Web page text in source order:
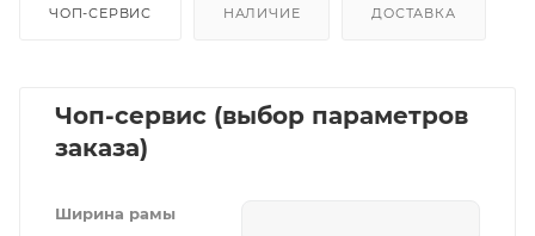
ЧОП-СЕРВИС НАЛИЧИЕ ДОСТАВКА
Чоп-сервис (выбор параметров
заказа)
Ширина рамы